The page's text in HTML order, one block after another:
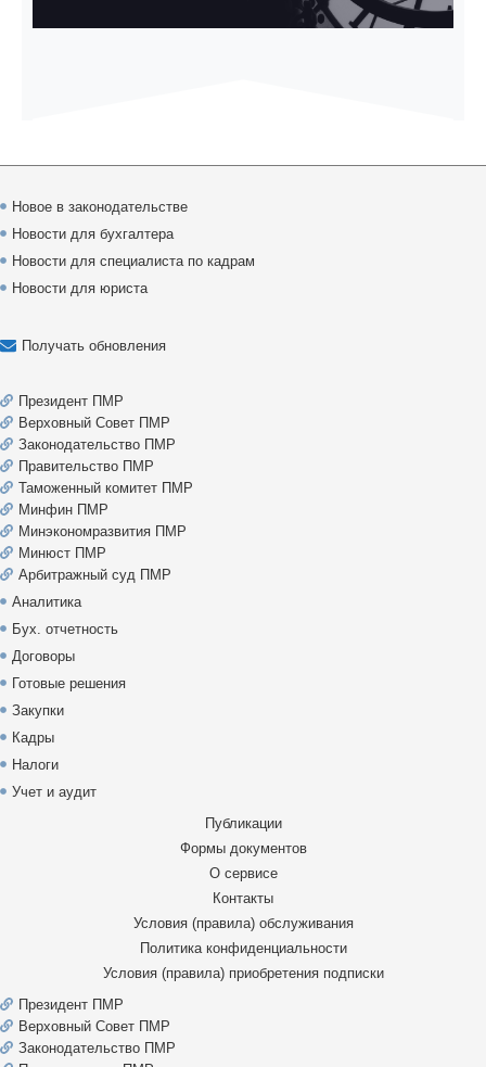
Новое в законодательстве
Новости для бухгалтера
Новости для специалиста по кадрам
Новости для юриста
Получать обновления
Президент ПМР
Верховный Совет ПМР
Законодательство ПМР
Правительство ПМР
Таможенный комитет ПМР
Минфин ПМР
Минэкономразвития ПМР
Минюст ПМР
Арбитражный суд ПМР
Аналитика
Бух. отчетность
Договоры
Готовые решения
Закупки
Кадры
Налоги
Учет и аудит
Публикации
Формы документов
О сервисе
Контакты
Условия (правила) обслуживания
Политика конфиденциальности
Условия (правила) приобретения подписки
Президент ПМР
Верховный Совет ПМР
Законодательство ПМР